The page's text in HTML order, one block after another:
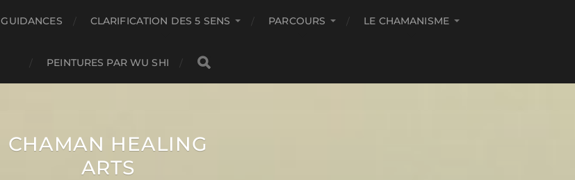
GUIDANCES CLARIFICATION DES 5 SENS PARCOURS LE CHAMANISME
PEINTURES PAR WU SHI
CHAMAN HEALING
ARTS